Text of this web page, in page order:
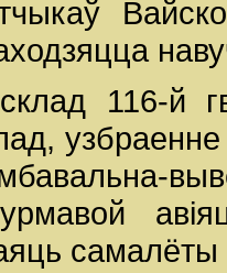
116-й
узбраенне